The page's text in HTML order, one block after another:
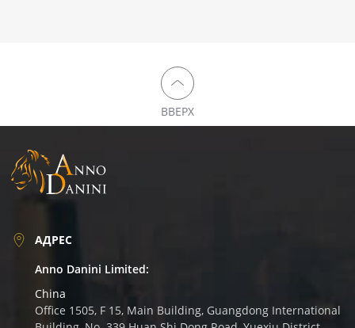
ВВЕРХ
АДРЕС
Anno Danini Limited:
China
Office 1505, F 15, Main Building, Guangdong International